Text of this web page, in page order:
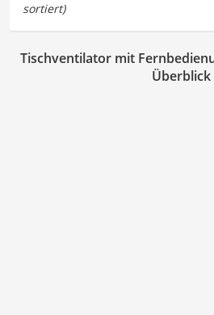
Tischventilator mit
Überblick